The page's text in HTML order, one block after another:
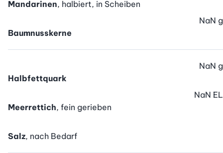
Mandarinen, halbiert, in Scheiben
Baumnusskerne
NaN g
Halbfettquark
NaN g
Meerrettich, fein gerieben
NaN EL
Salz, nach Bedarf